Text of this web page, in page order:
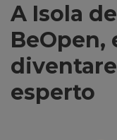
A Isola
BeOpen,
esperto